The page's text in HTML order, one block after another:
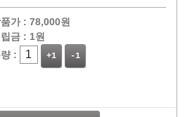
구매
가 : 78,000원
금 : 1원
:
+1 -1